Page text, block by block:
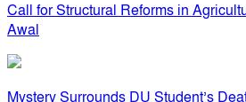
Call for Structural Reforms in
Awal
Mystery Surrounds DU Student’s